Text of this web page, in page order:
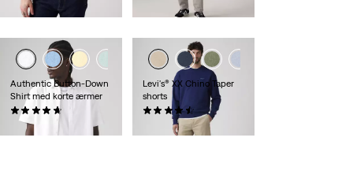
(kr 804,00)
Authentic Button-Down
Shirt med korte ærmer
kr 529,00
Levi's® XX Chino Taper
shorts
(263)
kr 529,00